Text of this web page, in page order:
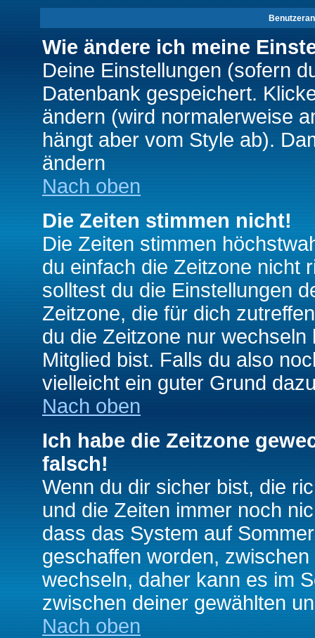
Wie ändere ich meine
Deine Einstellungen (sofern
Datenbank gespeichert.
ändern (wird normalerweise
hängt aber vom Style ab).
ändern
Nach oben
Die Zeiten stimmen nicht!
Die Zeiten stimmen
du einfach die Zeitzone nicht
solltest du die Einstellungen
Zeitzone, die für dich
du die Zeitzone nur
Mitglied bist. Falls du also
vielleicht ein guter Grund
Nach oben
Ich habe die Zeitzone
falsch!
Wenn du dir sicher bist, die
und die Zeiten immer noch
dass das System auf
geschaffen worden,
wechseln, daher kann es im
zwischen deiner gewählten
Nach oben